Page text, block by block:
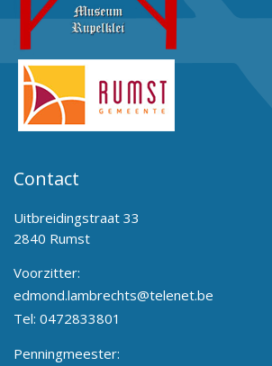
Contact
Uitbreidingstraat 33
2840 Rumst
Voorzitter:
edmond.lambrechts@telenet.be
Tel: 0472833801
Penningmeester: